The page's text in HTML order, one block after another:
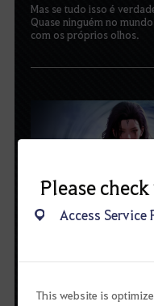
Please
Access Service
This website is
Mas se tudo isso é
Quase ninguém no
com os próprios olhos.
Cartian (A
"Então venha... Me
Cartian foi a primeira